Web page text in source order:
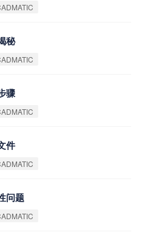
秘
骤
件
问题